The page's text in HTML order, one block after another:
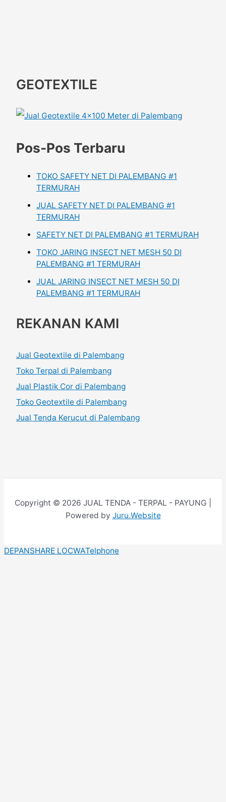
GEOTEXTILE
Pos-Pos Terbaru
TOKO SAFETY NET DI PALEMBANG #1
TERMURAH
JUAL SAFETY NET DI PALEMBANG #1
TERMURAH
SAFETY NET DI PALEMBANG #1 TERMURAH
TOKO JARING INSECT NET MESH 50 DI
PALEMBANG #1 TERMURAH
JUAL JARING INSECT NET MESH 50 DI
PALEMBANG #1 TERMURAH
REKANAN KAMI
Jual Geotextile di Palembang
Toko Terpal di Palembang
Jual Plastik Cor di Palembang
Toko Geotextile di Palembang
Jual Tenda Kerucut di Palembang
Copyright © 2026 JUAL TENDA - TERPAL - PAYUNG |
Powered by Juru.Website
DEPANSHARE LOCWATelphone